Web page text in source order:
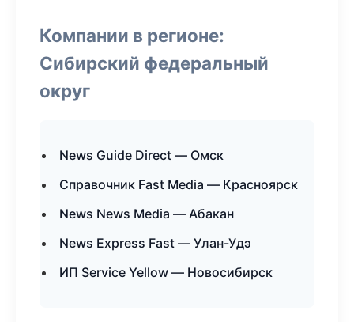
Компании в регионе:
Сибирский федеральный
округ
News Guide Direct — Омск
Справочник Fast Media — Красноярск
News News Media — Абакан
News Express Fast — Улан-Удэ
ИП Service Yellow — Новосибирск